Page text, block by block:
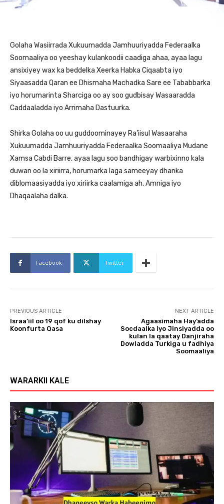
Golaha Wasiirrada Xukuumadda Jamhuuriyadda Federaalka
Soomaaliya oo yeeshay kulankoodii caadiga ahaa, ayaa lagu
ansixiyey wax ka beddelka Xeerka Habka Ciqaabta iyo
Siyaasadda Qaran ee Dhismaha Machadka Sare ee Tababbarka
iyo horumarinta Sharciga oo ay soo gudbisay Wasaaradda
Caddaaladda iyo Arrimaha Dastuurka.
Shirka Golaha oo uu guddoominayey Ra’iisul Wasaaraha
Xukuumadda Jamhuuriyadda Federaalka Soomaaliya Mudane
Xamsa Cabdi Barre, ayaa lagu soo bandhigay warbixinno kala
duwan oo la xiriirra, horumarka laga sameeyay dhanka
diblomaasiyadda iyo xiriirka caalamiga ah, Amniga iyo
Dhaqaalaha dalka.
Facebook Twitter
PREVIOUS ARTICLE
Israa’iil oo 19 qof ku dilshay
Koonfurta Qasa
NEXT ARTICLE
Agaasimaha Hay’adda
Socdaalka iyo Jinsiyadda oo
kulan la qaatay Danjiraha
Dowladda Turkiga u fadhiya
Soomaaliya
WARARKII KALE